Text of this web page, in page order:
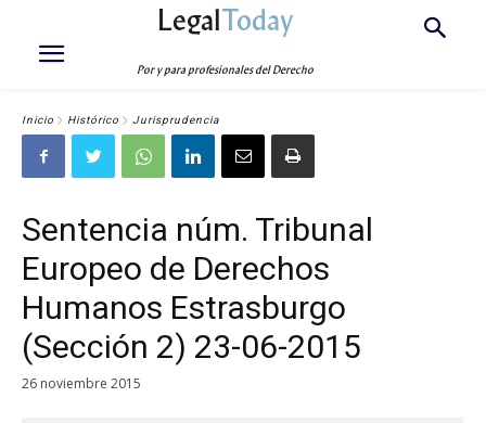
LegalToday
Por y para profesionales del Derecho
Inicio Histórico Jurisprudencia
Sentencia núm. Tribunal
Europeo de Derechos
Humanos Estrasburgo
(Sección 2) 23-06-2015
26 noviembre 2015